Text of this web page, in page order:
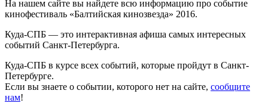
На нашем сайте вы найдете всю информацию про событие
кинофестиваль «Балтийская кинозвезда» 2016.
Куда-СПБ — это интерактивная афиша самых интересных
событий Санкт-Петербурга.
Куда-СПБ в курсе всех событий, которые пройдут в Санкт-
Петербурге.
Если вы знаете о событии, которого нет на сайте, сообщите
нам!